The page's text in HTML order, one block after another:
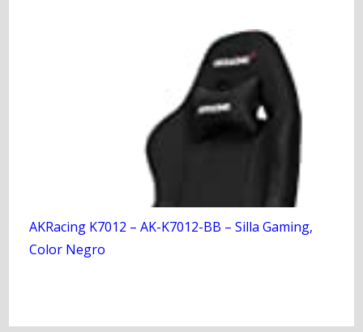
AKRacing K7012 – AK-K7012-BB – Silla Gaming,
Color Negro